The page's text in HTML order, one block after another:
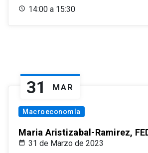
14:00 a 15:30
31 MAR
Macroeconomía
Maria Aristizabal-Ramirez,
31 de Marzo de 2023